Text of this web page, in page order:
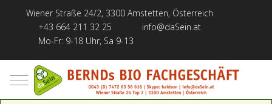
Wiener Straße 24/2, 3300 Amstetten, Österreich
+43 664 211 32 25
info@daSein.at
Mo-Fr: 9-18 Uhr, Sa 9-13
Mobile Menu Toggle